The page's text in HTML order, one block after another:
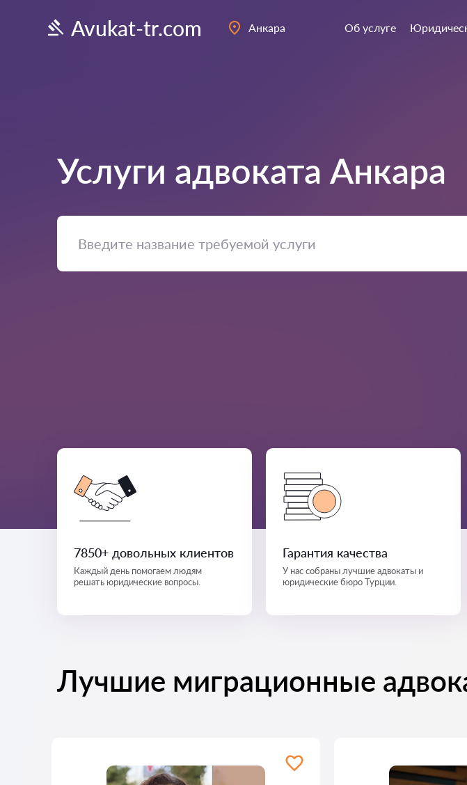
Avukat-tr.com Анкара Об услуге
Услуги адвоката Анкара
7850+ довольных клиентов
Каждый день помогаем людям
решать юридические вопросы.
Гарантия качества
У нас собраны лучшие адвокаты и
юридические бюро Турции.
Лучшие миграционные